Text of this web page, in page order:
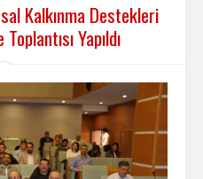
Kalkınma Destekleri
Yapıldı